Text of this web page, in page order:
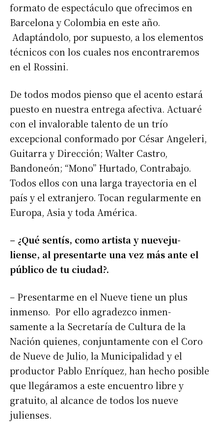
formato de espectáculo que ofrecimos en
Barcelona y Colombia en este año.
Adaptándolo, por supuesto, a los elementos
técnicos con los cuales nos encontraremos
en el Rossini.
De todos modos pienso que el acento estará
puesto en nuestra entrega afectiva. Actuaré
con el invalorable talento de un trío
excepcional conformado por César Angeleri,
Guitarra y Dirección; Walter Castro,
Bandoneón; “Mono” Hurtado, Contrabajo.
Todos ellos con una larga trayectoria en el
país y el extranjero. Tocan regularmente en
Europa, Asia y toda América.
– ¿Qué sentís, como artista y nueveju-
liense, al presentarte una vez más ante el
público de tu ciudad?.
– Presentarme en el Nueve tiene un plus
inmenso. Por ello agradezco inmen-
samente a la Secretaría de Cultura de la
Nación quienes, conjuntamente con el Coro
de Nueve de Julio, la Municipalidad y el
productor Pablo Enríquez, han hecho posible
que llegáramos a este encuentro libre y
gratuito, al alcance de todos los nueve
julienses.